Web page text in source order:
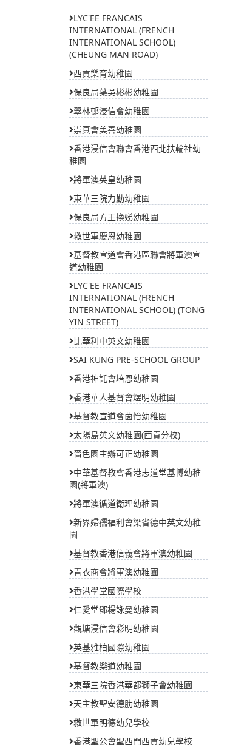
LYC'EE FRANCAIS
INTERNATIONAL (FRENCH
INTERNATIONAL SCHOOL)
(CHEUNG MAN ROAD)
西貢樂育幼稚園
保良局葉吳彬彬幼稚園
翠林邨浸信會幼稚園
崇真會美善幼稚園
香港浸信會聯會香港西北扶輪社幼
稚園
將軍澳英皇幼稚園
東華三院力勤幼稚園
保良局方王換娣幼稚園
救世軍慶恩幼稚園
基督教宣道會香港區聯會將軍澳宣
道幼稚園
LYC'EE FRANCAIS
INTERNATIONAL (FRENCH
INTERNATIONAL SCHOOL) (TONG
YIN STREET)
比華利中英文幼稚園
SAI KUNG PRE-SCHOOL GROUP
香港神託會培恩幼稚園
香港華人基督會煜明幼稚園
基督教宣道會茵怡幼稚園
太陽島英文幼稚園(西貢分校)
嗇色園主辦可正幼稚園
中華基督教會香港志道堂基博幼稚
園(將軍澳)
將軍澳循道衛理幼稚園
新界婦孺福利會梁省德中英文幼稚
園
基督教香港信義會將軍澳幼稚園
青衣商會將軍澳幼稚園
香港學堂國際學校
仁愛堂鄧楊詠曼幼稚園
觀塘浸信會彩明幼稚園
英基雅柏國際幼稚園
基督教樂道幼稚園
東華三院香港華都獅子會幼稚園
天主教聖安德肋幼稚園
救世軍明德幼兒學校
香港聖公會聖西門西貢幼兒學校